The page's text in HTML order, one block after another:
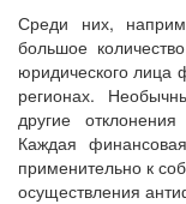
Среди них,
большое
юридического лица
регионах.
другие
Каждая
применительно к
осуществления